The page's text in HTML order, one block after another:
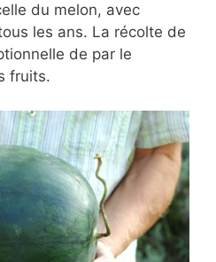
du melon, avec
les ans. La récolte de
de par le
fruits.